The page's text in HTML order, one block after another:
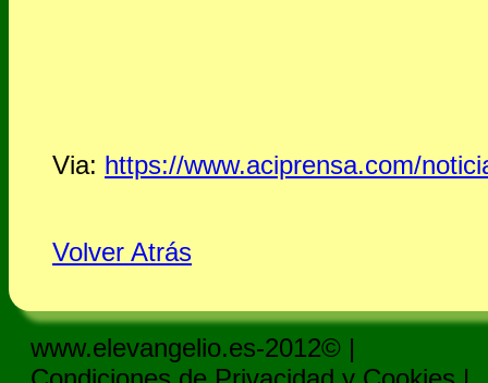
Via: https://www.aciprensa.com/
Volver Atrás
www.elevangelio.es-2012© |